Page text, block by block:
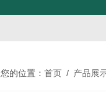
您的位置：首页 / 产品展